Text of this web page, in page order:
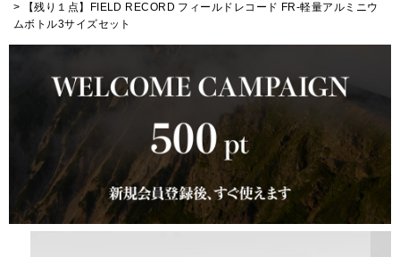
【残り１点】FIELD RECORD フィールドレコード FR-軽量アルミニウ
ムボトル3サイズセット